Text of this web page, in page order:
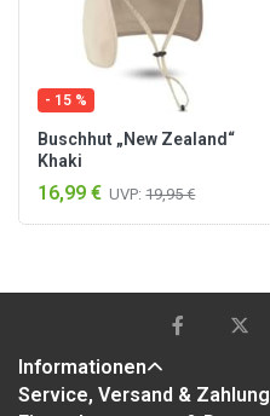
- 15 %
Buschhut „New Zealand“
Khaki
16,99 € UVP: 19,95 €
Informationen
Service, Versand & Zahlung